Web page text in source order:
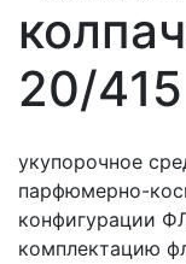
20/415
укупорочное
парфюмерно-
конфигурации
комплектацию